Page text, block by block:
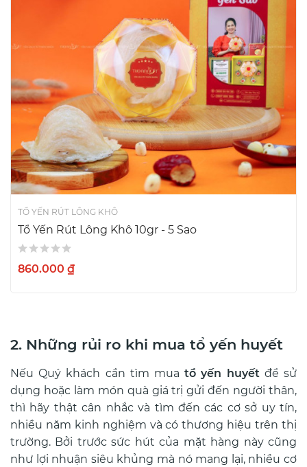
TỔ YẾN RÚT LÔNG KHÔ
Tổ Yến Rút Lông Khô 10gr - 5 Sao
860.000 ₫
2. Những rủi ro khi mua tổ yến huyết
Nếu Quý khách cần tìm muatổ yến huyếtđể sử
dụng hoặc làm món quà giá trị gửi đến người thân,
thì hãy thật cân nhắc và tìm đến các cơ sở uy tín,
nhiều năm kinh nghiệm và có thương hiệu trên thị
trường. Bởi trước sức hút của mặt hàng này cũng
như lợi nhuận siêu khủng mà nó mang lại, nhiều cơ